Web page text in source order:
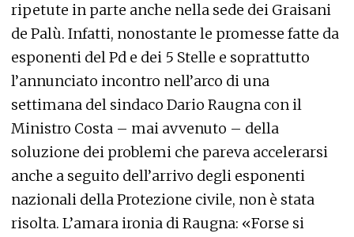
ripetute in parte anche nella sede dei Graisani
de Palù. Infatti, nonostante le promesse fatte da
esponenti del Pd e dei 5 Stelle e soprattutto
l’annunciato incontro nell’arco di una
settimana del sindaco Dario Raugna con il
Ministro Costa – mai avvenuto – della
soluzione dei problemi che pareva accelerarsi
anche a seguito dell’arrivo degli esponenti
nazionali della Protezione civile, non è stata
risolta. L’amara ironia di Raugna: «Forse si